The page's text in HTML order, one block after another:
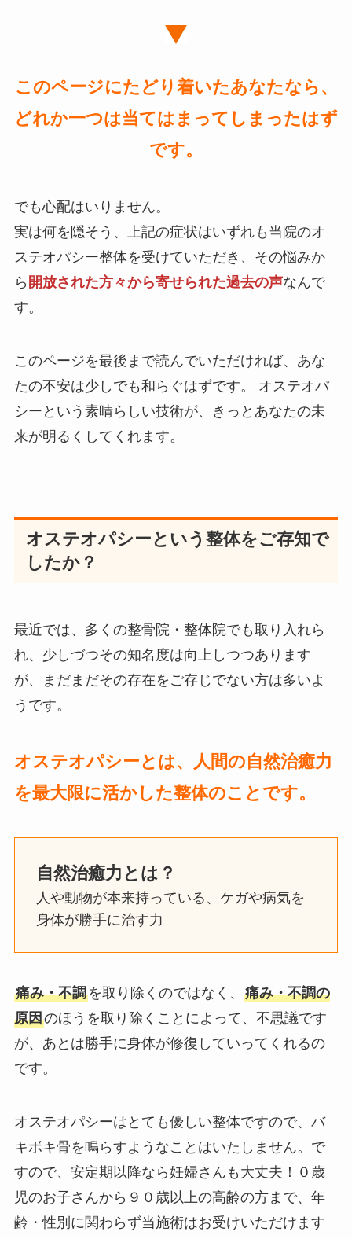
このページにたどり着いたあなたなら、
どれか一つは当てはまってしまったはず
です。
でも心配はいりません。
実は何を隠そう、上記の症状はいずれも当院のオ
ステオパシー整体を受けていただき、その悩みか
ら 開放された方々から寄せられた過去の声なんで
す。
このページを最後まで読んでいただければ、あな
たの不安は少しでも和らぐはずです。 オステオパ
シーという素晴らしい技術が、きっとあなたの未
来が明るくしてくれます。
オステオパシーという整体をご存知で
したか？
最近では、多くの整骨院・整体院でも取り入れら
れ、少しづつその知名度は向上しつつあります
が、まだまだその存在をご存じでない方は多いよ
うです。
オステオパシーとは、人間の自然治癒力
を最大限に活かした整体のことです。
自然治癒力とは？
人や動物が本来持っている、ケガや病気を
身体が勝手に治す力
痛み・不調を取り除くのではなく、 痛み・不調の
原因のほうを取り除くことによって、不思議です
が、あとは勝手に身体が修復していってくれるの
です。
オステオパシーはとても優しい整体ですので、バ
キボキ骨を鳴らすようなことはいたしません。で
すので、安定期以降なら妊婦さんも大丈夫！０歳
児のお子さんから９０歳以上の高齢の方まで、年
齢・性別に関わらず当施術はお受けいただけます